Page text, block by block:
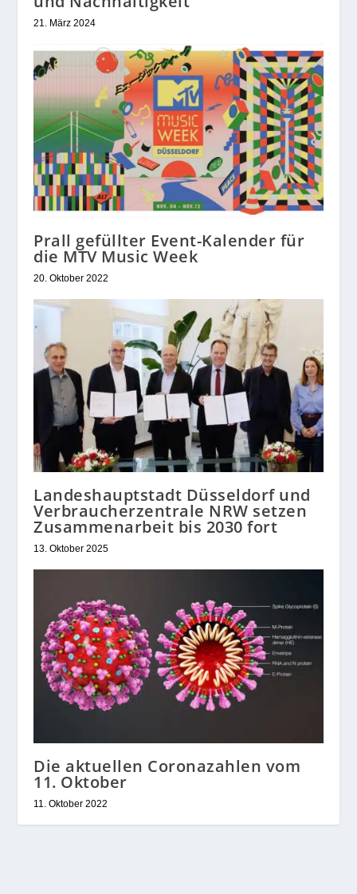
21. März 2024
Prall gefüllter Event-Kalender für
die MTV Music Week
20. Oktober 2022
Landeshauptstadt Düsseldorf und
Verbraucherzentrale NRW setzen
Zusammenarbeit bis 2030 fort
13. Oktober 2025
Die aktuellen Coronazahlen vom
11. Oktober
11. Oktober 2022